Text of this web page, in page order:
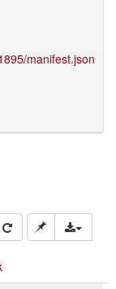
manifest.json